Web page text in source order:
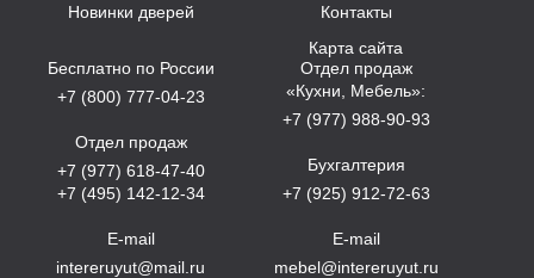
Новинки дверей
Контакты
Карта сайта
Бесплатно по России
+7 (800) 777-04-23
Отдел продаж
+7 (977) 618-47-40
+7 (495) 142-12-34
E-mail
intereruyut@mail.ru
Отдел продаж
«Кухни, Мебель»:
+7 (977) 988-90-93
Бухгалтерия
+7 (925) 912-72-63
E-mail
mebel@intereruyut.ru